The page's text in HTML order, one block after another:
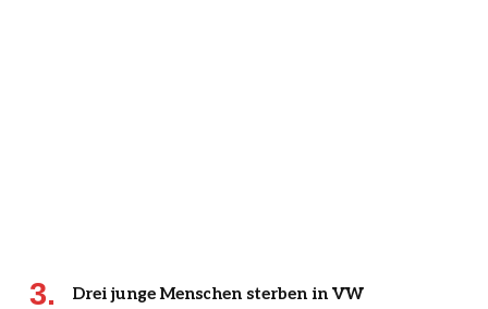
Drei junge Menschen sterben in VW